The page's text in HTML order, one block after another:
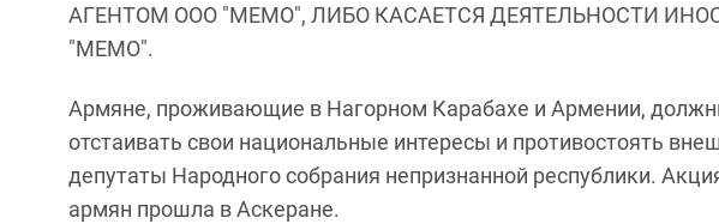
АГЕНТОМ ООО "МЕМО", ЛИБО КАСАЕТСЯ ДЕЯТЕЛЬНОСТИ
"МЕМО".
Армяне, проживающие в Нагорном Карабахе и Армении,
отстаивать свои национальные интересы и противостоять
депутаты Народного собрания непризнанной республики.
армян прошла в Аскеране.